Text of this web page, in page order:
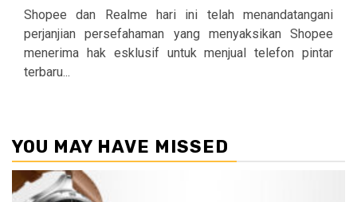
Shopee dan Realme hari ini telah menandatangani
perjanjian persefahaman yang menyaksikan Shopee
menerima hak esklusif untuk menjual telefon pintar
terbaru...
YOU MAY HAVE MISSED